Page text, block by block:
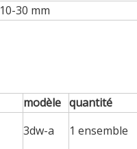
10-30 mm
modèle quantité
3dw-a
1 ensemble